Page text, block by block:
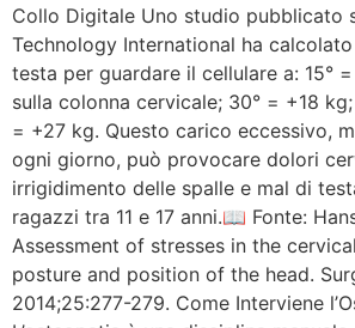
Collo Digitale Uno studio pubblicato
Technology International ha
testa per guardare il cellulare a: 15°
sulla colonna cervicale; 30° = +18
= +27 kg. Questo carico eccessivo,
ogni giorno, può provocare dolori
irrigidimento delle spalle e mal di
ragazzi tra 11 e 17 anni.📖 Fonte:
Assessment of stresses in the
posture and position of the head.
2014;25:277-279. Come Interviene